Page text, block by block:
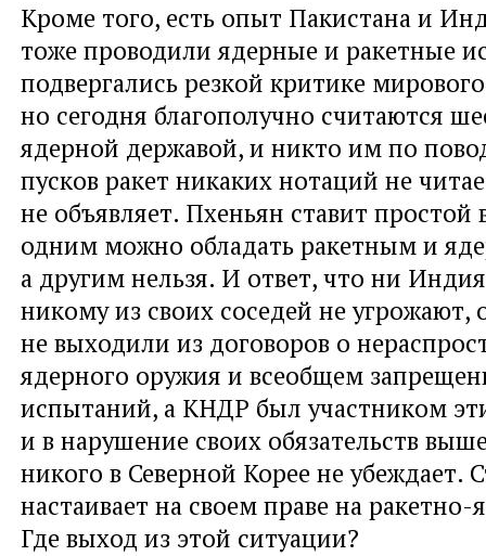
Кроме того, есть опыт Пакистана и
тоже проводили ядерные и ракетные
подвергались резкой критике
но сегодня благополучно считаются
ядерной державой, и никто им по
пусков ракет никаких нотаций не
не объявляет. Пхеньян ставит
одним можно обладать ракетным и
а другим нельзя. И ответ, что ни
никому из своих соседей не угрожают,
не выходили из договоров о
ядерного оружия и всеобщем
испытаний, а КНДР был участником
и в нарушение своих обязательств
никого в Северной Корее не убеждает.
настаивает на своем праве на
Где выход из этой ситуации?